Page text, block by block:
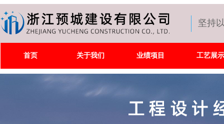
坚持
首页 关于我们 业绩项目 工艺展示